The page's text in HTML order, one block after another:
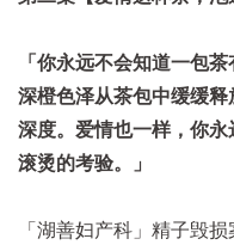
「你永远不会知道一包
深橙色泽从茶包中缓缓
深度。爱情也一样，你
滚烫的考验。」
「湖善妇产科」精子毁